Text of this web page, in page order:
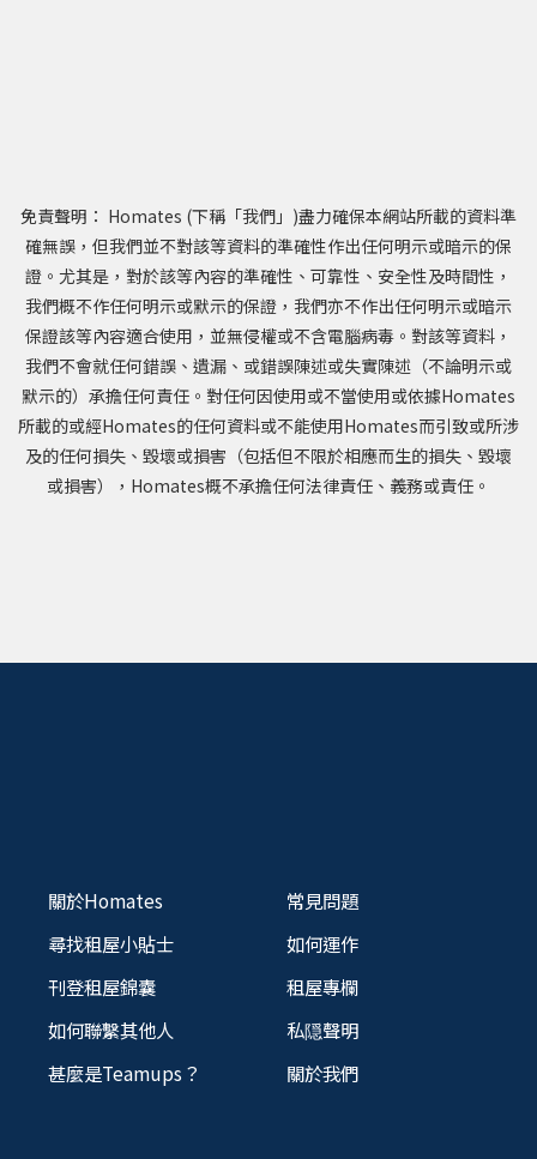
免責聲明： Homates (下稱「我們」)盡力確保本網站所載的資料準
確無誤，但我們並不對該等資料的準確性作出任何明示或暗示的保
證。尤其是，對於該等內容的準確性、可靠性、安全性及時間性，
我們概不作任何明示或默示的保證，我們亦不作出任何明示或暗示
保證該等內容適合使用，並無侵權或不含電腦病毒。對該等資料，
我們不會就任何錯誤、遺漏、或錯誤陳述或失實陳述（不論明示或
默示的）承擔任何責任。對任何因使用或不當使用或依據Homates
所載的或經Homates的任何資料或不能使用Homates而引致或所涉
及的任何損失、毀壞或損害（包括但不限於相應而生的損失、毀壞
或損害），Homates概不承擔任何法律責任、義務或責任。
關於Homates
尋找租屋小貼士
刊登租屋錦囊
如何聯繫其他人
甚麼是Teamups？
常見問題
如何運作
租屋專欄
私隠聲明
關於我們